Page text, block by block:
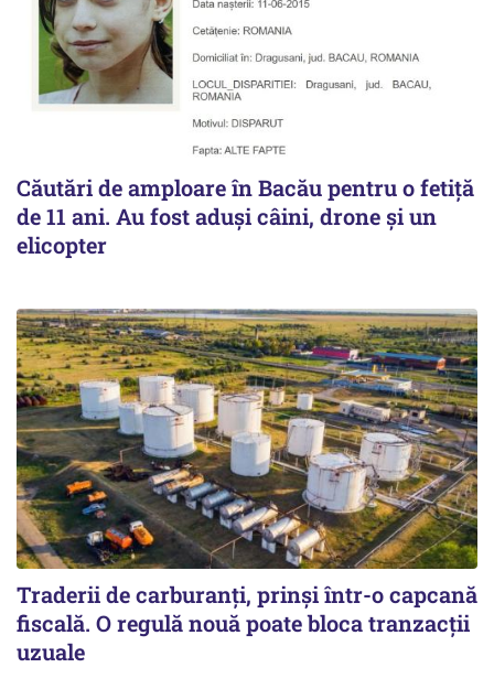
Căutări de amploare în Bacău pentru o fetiță
de 11 ani. Au fost aduși câini, drone și un
elicopter
Traderii de carburanți, prinși într-o capcană
fiscală. O regulă nouă poate bloca tranzacții
uzuale